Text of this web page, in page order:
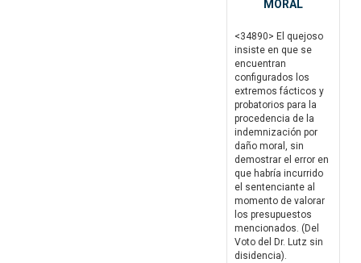
MORAL
<34890> El quejoso
insiste en que se
encuentran
configurados los
extremos fácticos y
probatorios para la
procedencia de la
indemnización por
daño moral, sin
demostrar el error en
que habría incurrido
el sentenciante al
momento de valorar
los presupuestos
mencionados. (Del
Voto del Dr. Lutz sin
disidencia).